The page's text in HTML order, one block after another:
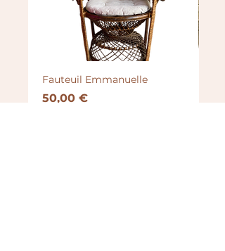
Fauteuil Emmanuelle
Prix
50,00 €